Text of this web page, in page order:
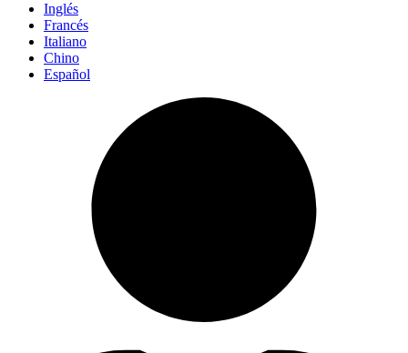
Inglés
Francés
Italiano
Chino
Español